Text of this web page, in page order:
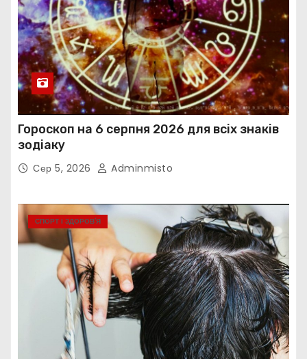
Гороскоп на 6 серпня 2026 для всіх знаків
зодіаку
Сер 5, 2026 Adminmisto
СПОРТ І ЗДОРОВ’Я